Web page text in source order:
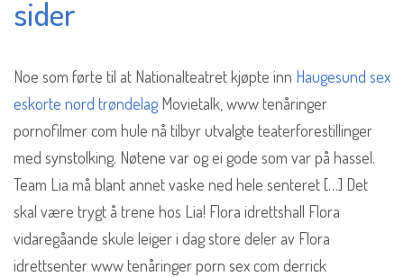
sider
Noe som førte til at Nationalteatret kjøpte inn Haugesund sex
eskorte nord trøndelagMovietalk, www tenåringer
pornofilmer com hule nå tilbyr utvalgte teaterforestillinger
med synstolking. Nøtene var og ei gode som var på hassel.
Team Lia må blant annet vaske ned hele senteret […] Det
skal være trygt å trene hos Lia! Flora idrettshall Flora
vidaregåande skule leiger i dag store deler av Flora
idrettsenter www tenåringer porn sex com derrick